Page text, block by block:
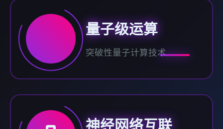
量子级运算
突破性量子计算技术
神经网络互联